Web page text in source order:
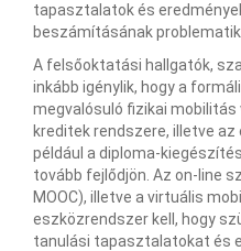
tapasztalatok és
beszámításának
A felsőoktatási hallgatók,
inkább igénylik, hogy a
megvalósuló fizikai
kreditek rendszere, illetve
például a diploma-
tovább fejlődjön. Az on-line
MOOC), illetve a virtuális
eszközrendszer kell, hogy
tanulási tapasztalatokat és